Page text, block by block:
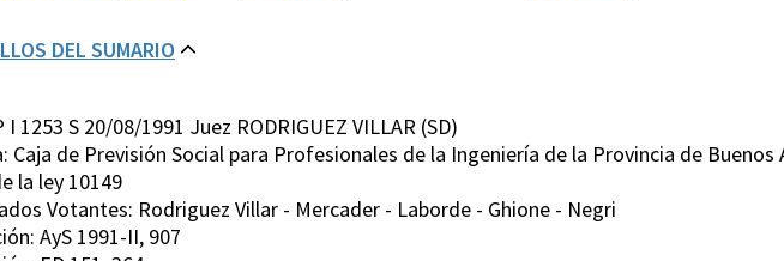
DEL SUMARIO
I 1253 S 20/08/1991 Juez RODRIGUEZ VILLAR (SD)
Caja de Previsión Social para Profesionales de la Ingeniería de la Provincia de
la ley 10149
Votantes: Rodriguez Villar - Mercader - Laborde - Ghione - Negri
AyS 1991-II, 907